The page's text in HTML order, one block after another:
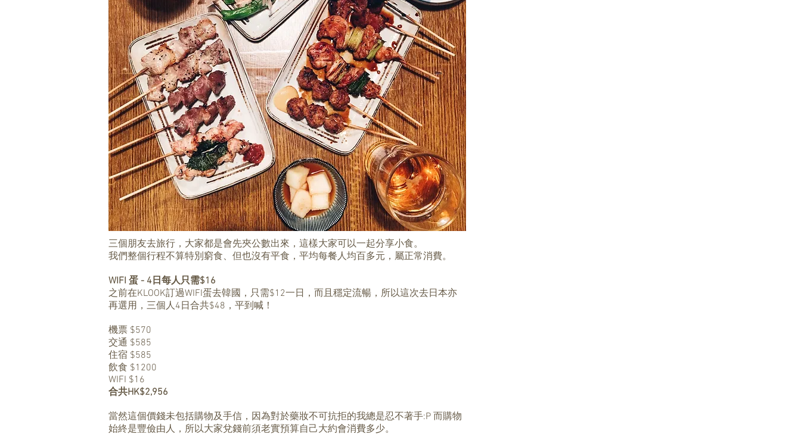
三個朋友去旅行，大家都是會先夾公數出來，這樣大家可以一起分享小食。
我們整個行程不算特別窮食、但也沒有平食，平均每餐人均百多元，屬正常消費。
WIFI 蛋 - 4日每人只需$16
之前在KLOOK訂過WIFI蛋去韓國，只需$12一日，而且穩定流暢，所以這次去日本亦
再選用，三個人4日合共$48，平到喊！
機票 $570
交通 $585
住宿 $585
飲食 $1200
WIFI $16
合共HK$2,956
當然這個價錢未包括購物及手信，因為對於藥妝不可抗拒的我總是忍不著手:P 而購物
始終是豐儉由人，所以大家兌錢前須老實預算自己大約會消費多少。